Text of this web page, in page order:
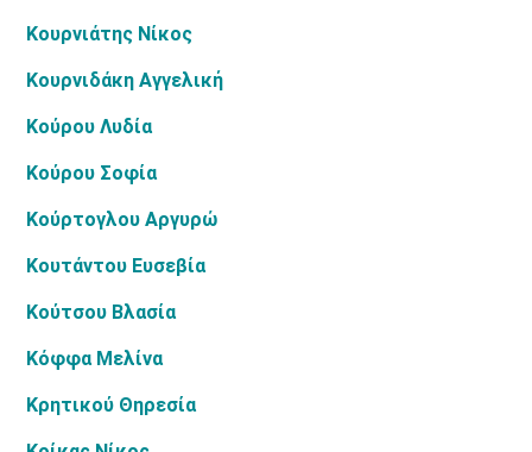
Κουρνιάτης Νίκος
Κουρνιδάκη Αγγελική
Κούρου Λυδία
Κούρου Σοφία
Κούρτογλου Αργυρώ
Κουτάντου Ευσεβία
Κούτσου Βλασία
Κόφφα Μελίνα
Κρητικού Θηρεσία